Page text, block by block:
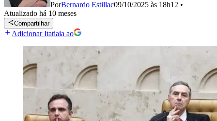
PorBernardo Estillac09/10/2025 às 18h12 •
Atualizado há 10 meses
Compartilhar
Adicionar Itatiaia ao